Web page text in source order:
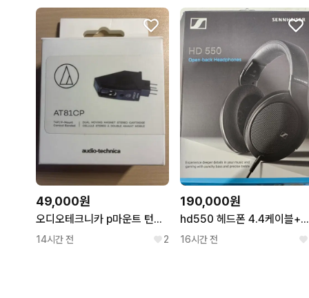
49,000원
오디오테크니카 p마운트 턴테이블용 카트리지 AT81CP
14시간 전 2
190,000원
hd550 헤드폰 4.4케이블+이어패드+헤드밴드
16시간 전